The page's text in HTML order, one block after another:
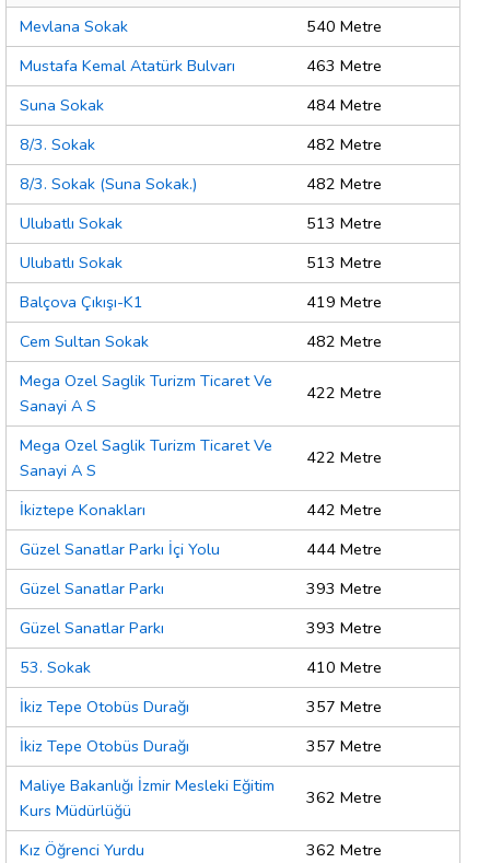
Mevlana Sokak
540 Metre
Mustafa Kemal Atatürk Bulvarı
463 Metre
Suna Sokak
484 Metre
8/3. Sokak
482 Metre
8/3. Sokak (Suna Sokak.)
482 Metre
Ulubatlı Sokak
513 Metre
Ulubatlı Sokak
513 Metre
Balçova Çıkışı-K1
419 Metre
Cem Sultan Sokak
482 Metre
Mega Ozel Saglik Turizm Ticaret Ve
Sanayi A S
422 Metre
Mega Ozel Saglik Turizm Ticaret Ve
Sanayi A S
422 Metre
İkiztepe Konakları
442 Metre
Güzel Sanatlar Parkı İçi Yolu
444 Metre
Güzel Sanatlar Parkı
393 Metre
Güzel Sanatlar Parkı
393 Metre
53. Sokak
410 Metre
İkiz Tepe Otobüs Durağı
357 Metre
İkiz Tepe Otobüs Durağı
357 Metre
Maliye Bakanlığı İzmir Mesleki Eğitim
Kurs Müdürlüğü
362 Metre
Kız Öğrenci Yurdu 362 Metre